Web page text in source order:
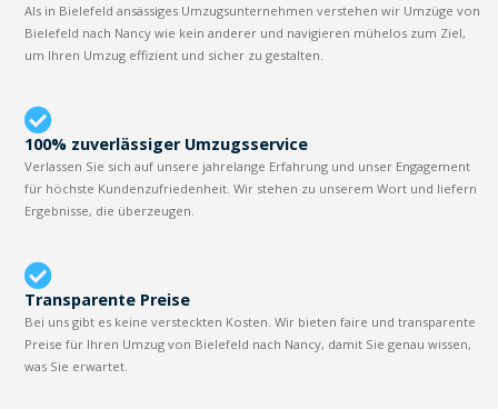
Als in Bielefeld ansässiges Umzugsunternehmen verstehen wir Umzüge von
Bielefeld nach Nancy wie kein anderer und navigieren mühelos zum Ziel,
um Ihren Umzug effizient und sicher zu gestalten.
100% zuverlässiger Umzugsservice
Verlassen Sie sich auf unsere jahrelange Erfahrung und unser Engagement
für höchste Kundenzufriedenheit. Wir stehen zu unserem Wort und liefern
Ergebnisse, die überzeugen.
Transparente Preise
Bei uns gibt es keine versteckten Kosten. Wir bieten faire und transparente
Preise für Ihren Umzug von Bielefeld nach Nancy, damit Sie genau wissen,
was Sie erwartet.